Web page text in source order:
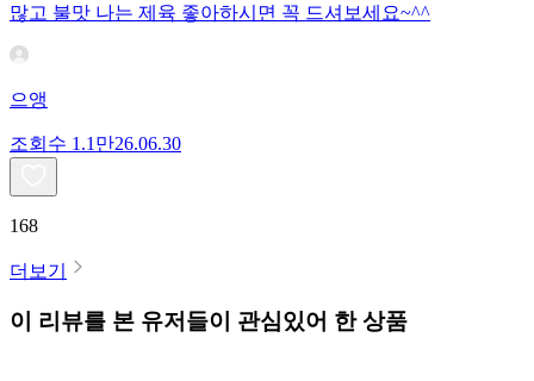
많고 불맛 나는 제육 좋아하시면 꼭 드셔보세요~^^
으앵
조회수 1.1만26.06.30
168
더보기
이 리뷰를 본 유저들이 관심있어 한 상품